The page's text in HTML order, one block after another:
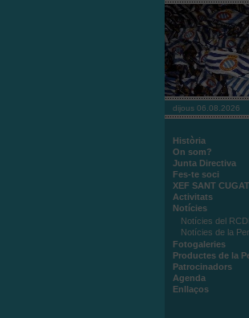
dijous 06.08.2026
Història
On som?
Junta Directiva
Fes-te soci
XEF SANT CUGAT
Activitats
Notícies
Notícies del
Notícies de la
Fotogaleries
Productes de la
Patrocinadors
Agenda
Enllaços